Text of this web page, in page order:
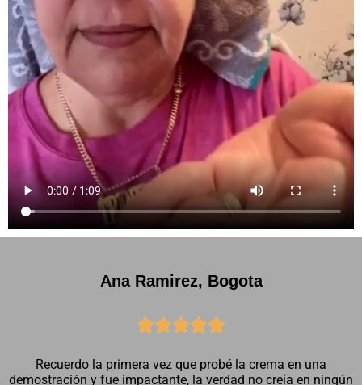
Ana Ramirez, Bogota

Recuerdo la primera vez que probé la crema en una
demostración y fue impactante, la verdad no creía en ningún